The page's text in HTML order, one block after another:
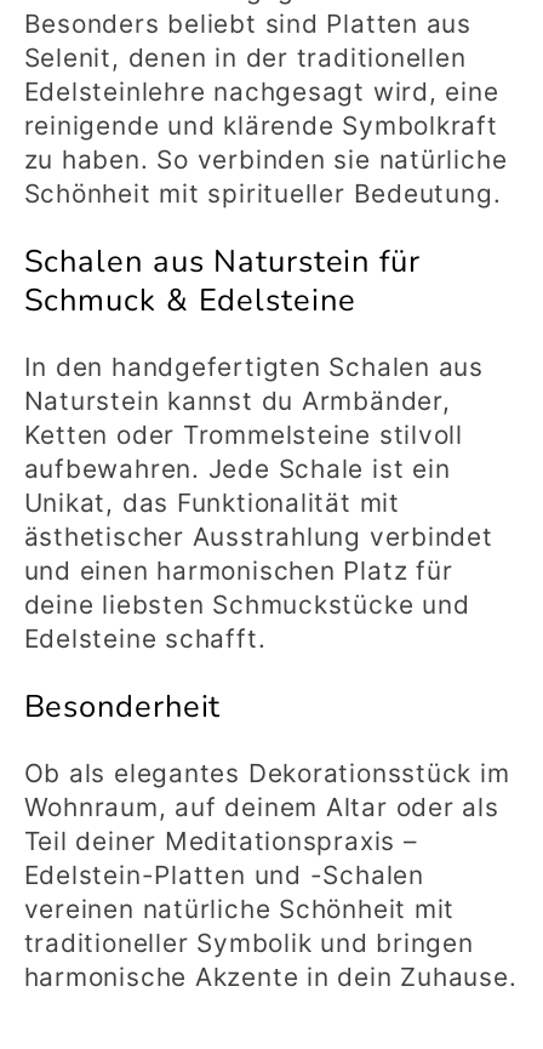
Besonders beliebt sind Platten aus
Selenit, denen in der traditionellen
Edelsteinlehre nachgesagt wird, eine
reinigende und klärende Symbolkraft
zu haben. So verbinden sie natürliche
Schönheit mit spiritueller Bedeutung.
Schalen aus Naturstein für
Schmuck & Edelsteine
In den handgefertigten Schalen aus
Naturstein kannst du Armbänder,
Ketten oder Trommelsteine stilvoll
aufbewahren. Jede Schale ist ein
Unikat, das Funktionalität mit
ästhetischer Ausstrahlung verbindet
und einen harmonischen Platz für
deine liebsten Schmuckstücke und
Edelsteine schafft.
Besonderheit
Ob als elegantes Dekorationsstück im
Wohnraum, auf deinem Altar oder als
Teil deiner Meditationspraxis –
Edelstein-Platten und -Schalen
vereinen natürliche Schönheit mit
traditioneller Symbolik und bringen
harmonische Akzente in dein Zuhause.